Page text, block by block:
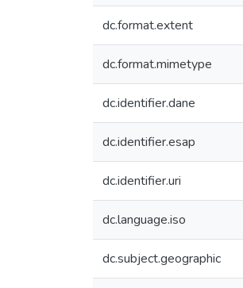
dc.format.extent
dc.format.mimetype
dc.identifier.dane
dc.identifier.esap
dc.identifier.uri
dc.language.iso
dc.subject.geographic